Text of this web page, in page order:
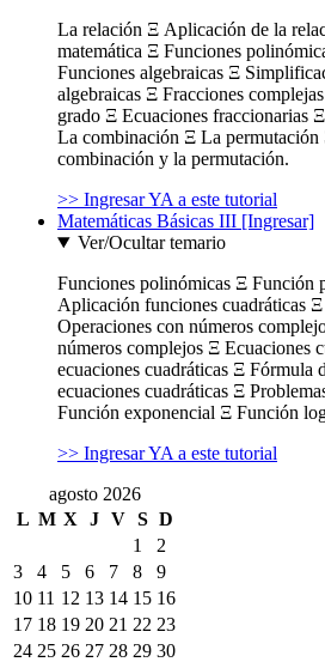
La relación Ξ Aplicación de la
matemática Ξ Funciones
Funciones algebraicas Ξ
algebraicas Ξ Fracciones
grado Ξ Ecuaciones fraccionarias
La combinación Ξ La
combinación y la permutación.
>> Ingresar YA a este tutorial
Matemáticas Básicas III [Ingresar]
Ver/Ocultar temario
Funciones polinómicas Ξ Función
Aplicación funciones cuadráticas
Operaciones con números
números complejos Ξ Ecuaciones
ecuaciones cuadráticas Ξ Fórmula
ecuaciones cuadráticas Ξ
Función exponencial Ξ Función
>> Ingresar YA a este tutorial
agosto 2026
L M X J V S D
1
2
3
4 5 6 7 8
9
10 11 12 13 14 15 16
17 18 19 20 21 22 23
24 25 26 27 28 29 30